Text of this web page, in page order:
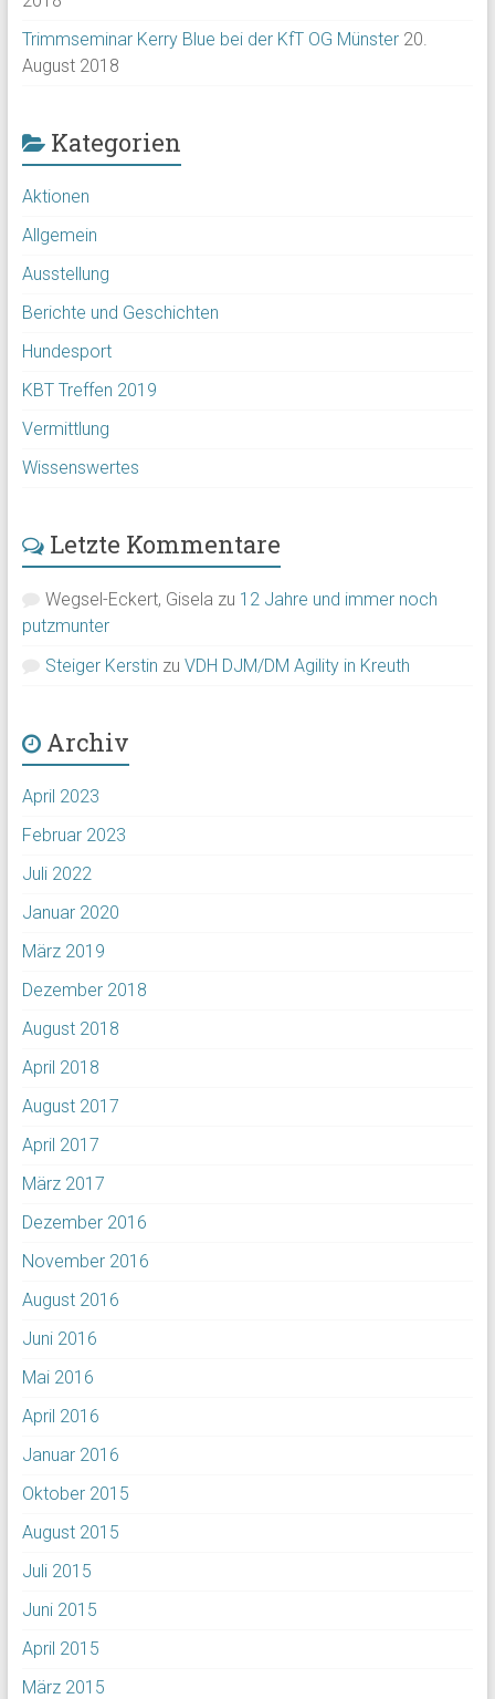
Trimmseminar Kerry Blue bei der KfT OG Münster 20.
August 2018
Kategorien
Aktionen
Allgemein
Ausstellung
Berichte und Geschichten
Hundesport
KBT Treffen 2019
Vermittlung
Wissenswertes
Letzte Kommentare
Wegsel-Eckert, Gisela zu 12 Jahre und immer noch
putzmunter
Steiger Kerstin zu VDH DJM/DM Agility in Kreuth
Archiv
April 2023
Februar 2023
Juli 2022
Januar 2020
März 2019
Dezember 2018
August 2018
April 2018
August 2017
April 2017
März 2017
Dezember 2016
November 2016
August 2016
Juni 2016
Mai 2016
April 2016
Januar 2016
Oktober 2015
August 2015
Juli 2015
Juni 2015
April 2015
März 2015